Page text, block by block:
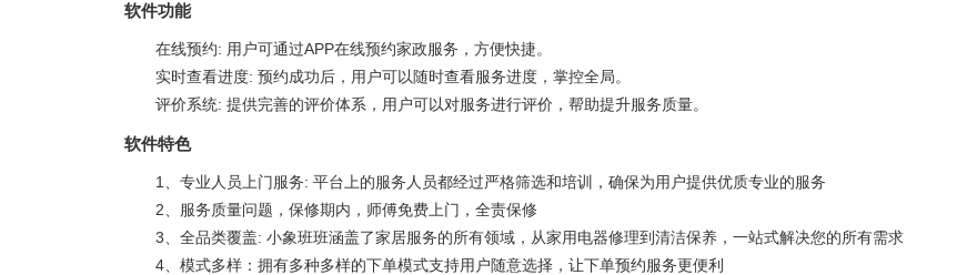
软件功能
在线预约: 用户可通过APP在线预约家政服务，方便快捷。
实时查看进度: 预约成功后，用户可以随时查看服务进度，掌控全局。
评价系统: 提供完善的评价体系，用户可以对服务进行评价，帮助提升服务质量。
软件特色
1、专业人员上门服务: 平台上的服务人员都经过严格筛选和培训，确保为用户提供优质专业的服务
2、服务质量问题，保修期内，师傅免费上门，全责保修
3、全品类覆盖: 小象班班涵盖了家居服务的所有领域，从家用电器修理到清洁保养，一站式解决您的所有需求
4、模式多样：拥有多种多样的下单模式支持用户随意选择，让下单预约服务更便利